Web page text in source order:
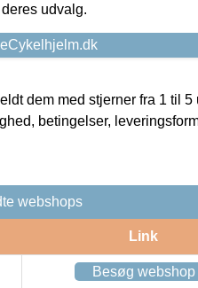
udvalg.
dem med stjerner fra 1 til 5
betingelser,
webshops
Link
Besøg webshop